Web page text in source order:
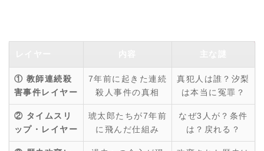
① 教師連続殺
害事件レイヤー
7年前に起きた連続
殺人事件の真相
真犯人は誰？汐梨
は本当に冤罪？
② タイムスリ
ップ・レイヤー
琥太郎たちが7年前
に飛んだ仕組み
なぜ3人が？条件
は？戻れる？